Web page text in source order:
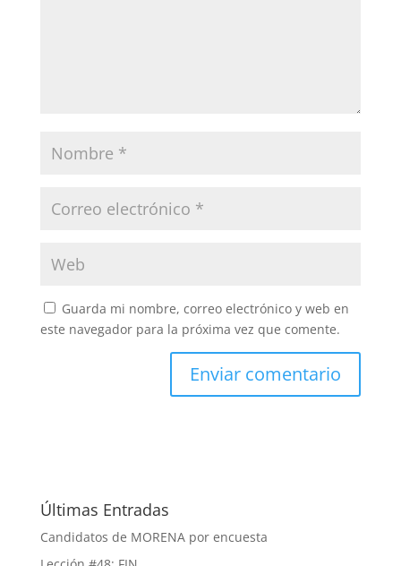
Guarda mi nombre, correo electrónico y web en
este navegador para la próxima vez que comente.
Últimas Entradas
Candidatos de MORENA por encuesta